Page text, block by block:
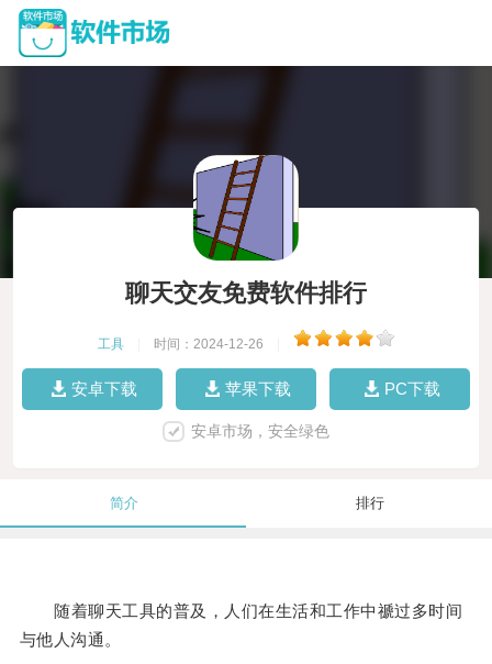
聊天交友免费软件排行
工具 时间：2024-12-26
安卓下载 苹果下载 PC下载
安卓市场，安全绿色
简介 排行
随着聊天工具的普及，人们在生活和工作中禠过多时间
与他人沟通。